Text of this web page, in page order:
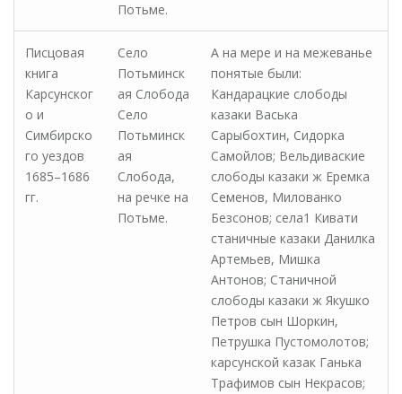
Потьме.
Писцовая
книга
Карсунског
о и
Симбирско
го уездов
1685–1686
гг.
Село
Потьминск
ая Слобода
Село
Потьминск
ая
Слобода,
на речке на
Потьме.
А на мере и на межеванье
понятые были:
Кандарацкие слободы
казаки Васька
Сарыбохтин, Сидорка
Самойлов; Вельдиваские
слободы казаки ж Еремка
Семенов, Милованко
Безсонов; села1 Кивати
станичные казаки Данилка
Артемьев, Мишка
Антонов; Станичной
слободы казаки ж Якушко
Петров сын Шоркин,
Петрушка Пустомолотов;
карсунской казак Ганька
Трафимов сын Некрасов;